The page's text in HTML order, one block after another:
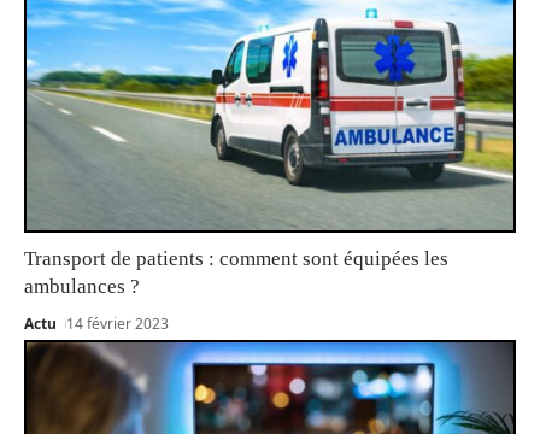
Transport de patients : comment sont équipées les
ambulances ?
Actu 14 février 2023